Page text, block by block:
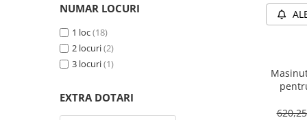
NUMAR LOCURI
1 loc(18)
2 locuri(2)
3 locuri(1)
EXTRA DOTARI